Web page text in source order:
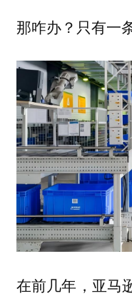
那咋办？只有一
在前几年，亚马